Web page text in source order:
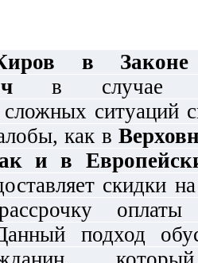
в Законе
в случае
сложных ситуаций
как в
и в
скидки
подход